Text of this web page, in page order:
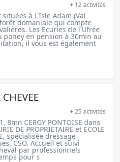
+ 12 activités
à L'Isle Adam (Val
domaniale qui compte
Les Ecuries de l'Ufrée
poney en pension à 30min au
il vous est également
+ 25 activités
8mn CERGY PONTOISE dans
DE PROPRIETAIRE et ECOLE
spécialisée dressage
CSO. Accueil et suivi
par professionnels
pour s